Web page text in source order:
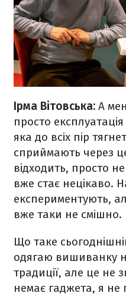
Ірма Вітовська: А
просто
яка до всіх пір
сприймають через
відходить, просто
вже стає нецікаво.
експериментують,
вже таки не смішно.
Що таке
одягаю вишиванку
традиції, але це не
немає гаджета, я